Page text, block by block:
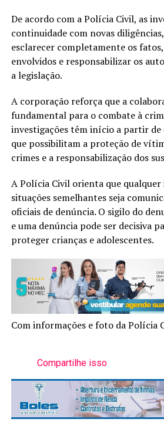
De acordo com a Polícia Civil, as
continuidade com novas
esclarecer completamente os
envolvidos e responsabilizar os
a legislação.
A corporação reforça que a
fundamental para o combate à
investigações têm início a partir de
que possibilitam a proteção de
crimes e a responsabilização dos
A Polícia Civil orienta que
situações semelhantes seja
oficiais de denúncia. O sigilo do
e uma denúncia pode ser decisiva
proteger crianças e adolescentes.
Com informações e foto da Polícia
Compartilhe isso